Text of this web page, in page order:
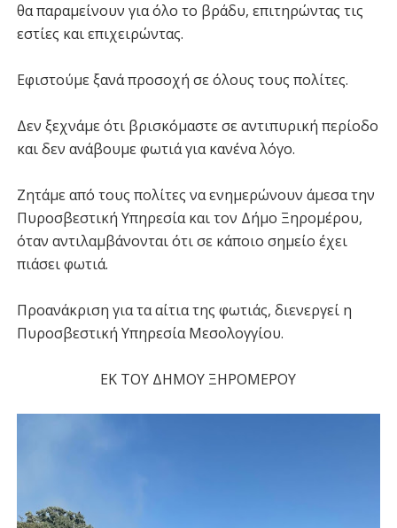
θα παραμείνουν για όλο το βράδυ, επιτηρώντας τις
εστίες και επιχειρώντας.
Εφιστούμε ξανά προσοχή σε όλους τους πολίτες.
Δεν ξεχνάμε ότι βρισκόμαστε σε αντιπυρική περίοδο
και δεν ανάβουμε φωτιά για κανένα λόγο.
Ζητάμε από τους πολίτες να ενημερώνουν άμεσα την
Πυροσβεστική Υπηρεσία και τον Δήμο Ξηρομέρου,
όταν αντιλαμβάνονται ότι σε κάποιο σημείο έχει
πιάσει φωτιά.
Προανάκριση για τα αίτια της φωτιάς, διενεργεί η
Πυροσβεστική Υπηρεσία Μεσολογγίου.
ΕΚ ΤΟΥ ΔΗΜΟΥ ΞΗΡΟΜΕΡΟΥ